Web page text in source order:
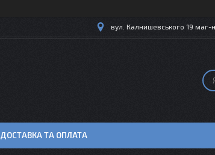
вул. Калнишевського 19 маг-
ДОСТАВКА ТА ОПЛАТА